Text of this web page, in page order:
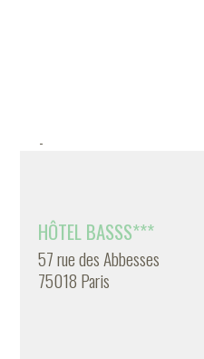
-
HÔTEL BASSS***
57 rue des Abbesses
75018 Paris